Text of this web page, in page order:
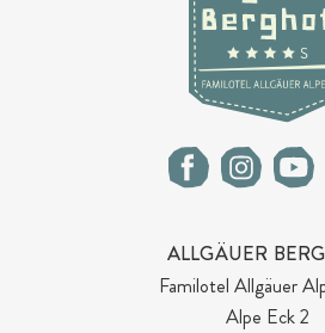
ALLGÄUER
Familotel Allgäuer
Alpe Eck 2